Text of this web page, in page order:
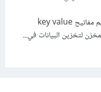
مقدّمة Redis هو عبارة عن مَخزَن قيم مفاتيح key value